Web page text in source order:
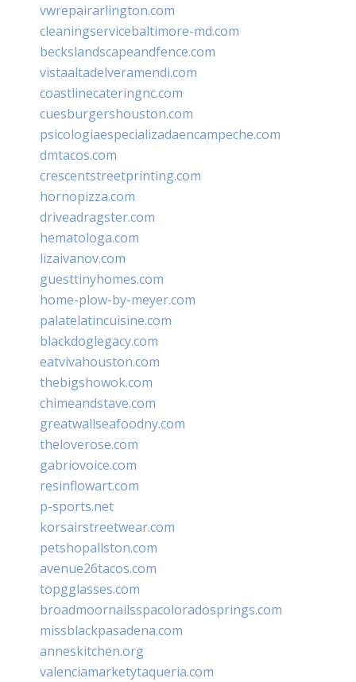
vwrepairarlington.com
cleaningservicebaltimore-md.com
beckslandscapeandfence.com
vistaaltadelveramendi.com
coastlinecateringnc.com
cuesburgershouston.com
psicologiaespecializadaencampeche.com
dmtacos.com
crescentstreetprinting.com
hornopizza.com
driveadragster.com
hematologa.com
lizaivanov.com
guesttinyhomes.com
home-plow-by-meyer.com
palatelatincuisine.com
blackdoglegacy.com
eatvivahouston.com
thebigshowok.com
chimeandstave.com
greatwallseafoodny.com
theloverose.com
gabriovoice.com
resinflowart.com
p-sports.net
korsairstreetwear.com
petshopallston.com
avenue26tacos.com
topgglasses.com
broadmoornailsspacoloradosprings.com
missblackpasadena.com
anneskitchen.org
valenciamarketytaqueria.com